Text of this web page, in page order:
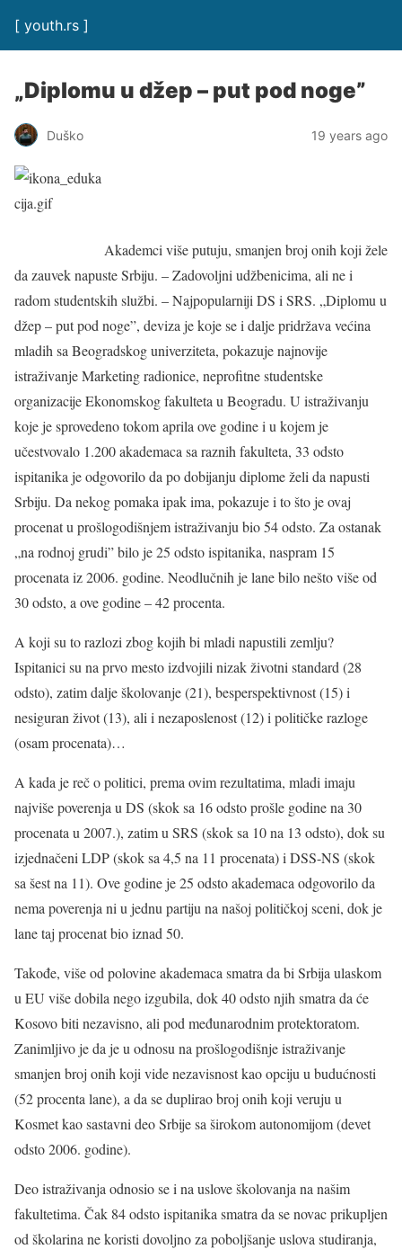
[ youth.rs ]
„Diplomu u džep – put pod noge”
Duško 19 years ago
Akademci više putuju, smanjen broj onih koji žele
da zauvek napuste Srbiju. – Zadovoljni udžbenicima, ali ne i
radom studentskih službi. – Najpopularniji DS i SRS. „Diplomu u
džep – put pod noge”, deviza je koje se i dalje pridržava većina
mladih sa Beogradskog univerziteta, pokazuje najnovije
istraživanje Marketing radionice, neprofitne studentske
organizacije Ekonomskog fakulteta u Beogradu. U istraživanju
koje je sprovedeno tokom aprila ove godine i u kojem je
učestvovalo 1.200 akademaca sa raznih fakulteta, 33 odsto
ispitanika je odgovorilo da po dobijanju diplome želi da napusti
Srbiju. Da nekog pomaka ipak ima, pokazuje i to što je ovaj
procenat u prošlogodišnjem istraživanju bio 54 odsto. Za ostanak
„na rodnoj grudi” bilo je 25 odsto ispitanika, naspram 15
procenata iz 2006. godine. Neodlučnih je lane bilo nešto više od
30 odsto, a ove godine – 42 procenta.
A koji su to razlozi zbog kojih bi mladi napustili zemlju?
Ispitanici su na prvo mesto izdvojili nizak životni standard (28
odsto), zatim dalje školovanje (21), besperspektivnost (15) i
nesiguran život (13), ali i nezaposlenost (12) i političke razloge
(osam procenata)…
A kada je reč o politici, prema ovim rezultatima, mladi imaju
najviše poverenja u DS (skok sa 16 odsto prošle godine na 30
procenata u 2007.), zatim u SRS (skok sa 10 na 13 odsto), dok su
izjednačeni LDP (skok sa 4,5 na 11 procenata) i DSS-NS (skok
sa šest na 11). Ove godine je 25 odsto akademaca odgovorilo da
nema poverenja ni u jednu partiju na našoj političkoj sceni, dok je
lane taj procenat bio iznad 50.
Takođe, više od polovine akademaca smatra da bi Srbija ulaskom
u EU više dobila nego izgubila, dok 40 odsto njih smatra da će
Kosovo biti nezavisno, ali pod međunarodnim protektoratom.
Zanimljivo je da je u odnosu na prošlogodišnje istraživanje
smanjen broj onih koji vide nezavisnost kao opciju u budućnosti
(52 procenta lane), a da se duplirao broj onih koji veruju u
Kosmet kao sastavni deo Srbije sa širokom autonomijom (devet
odsto 2006. godine).
Deo istraživanja odnosio se i na uslove školovanja na našim
fakultetima. Čak 84 odsto ispitanika smatra da se novac prikupljen
od školarina ne koristi dovoljno za poboljšanje uslova studiranja,